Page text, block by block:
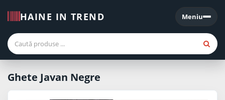
HAINE IN TREND Meniu
Meniu
Ghete Javan Negre